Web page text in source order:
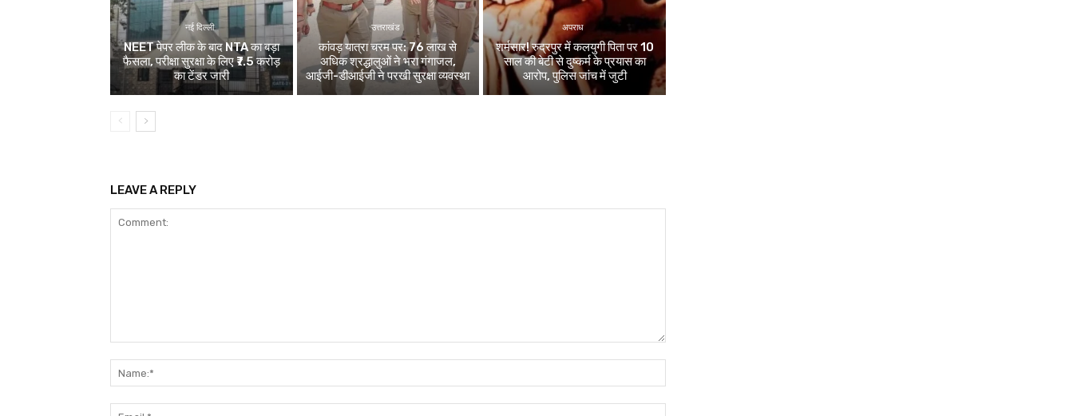
नई दिल्ली
NEET पेपर लीक के बाद NTA का बड़ा
फैसला, परीक्षा सुरक्षा के लिए ₹7.5 करोड़
का टेंडर जारी
उत्तराखंड
कांवड़ यात्रा चरम पर: 76 लाख से
अधिक श्रद्धालुओं ने भरा गंगाजल,
आईजी-डीआईजी ने परखी सुरक्षा व्यवस्था
अपराध
शर्मसार! रुद्रपुर में कलयुगी पिता पर 10
साल की बेटी से दुष्कर्म के प्रयास का
आरोप, पुलिस जांच में जुटी
LEAVE A REPLY